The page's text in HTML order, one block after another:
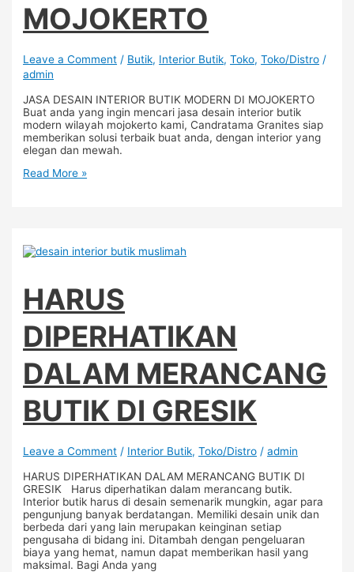
MOJOKERTO
Leave a Comment / Butik, Interior Butik,Toko,Toko/Distro /
admin
JASA DESAIN INTERIOR BUTIK MODERN DI MOJOKERTO
Buat anda yang ingin mencari jasa desain interior butik
modern wilayah mojokerto kami, Candratama Granites siap
memberikan solusi terbaik buat anda, dengan interior yang
elegan dan mewah.
Read More »
HARUS
DIPERHATIKAN
DALAM MERANCANG
BUTIK DI GRESIK
Leave a Comment / Interior Butik,Toko/Distro /admin
HARUS DIPERHATIKAN DALAM MERANCANG BUTIK DI
GRESIK Harus diperhatikan dalam merancang butik.
Interior butik harus di desain semenarik mungkin, agar para
pengunjung banyak berdatangan. Memiliki desain unik dan
berbeda dari yang lain merupakan keinginan setiap
pengusaha di bidang ini. Ditambah dengan pengeluaran
biaya yang hemat, namun dapat memberikan hasil yang
maksimal. Bagi Anda yang